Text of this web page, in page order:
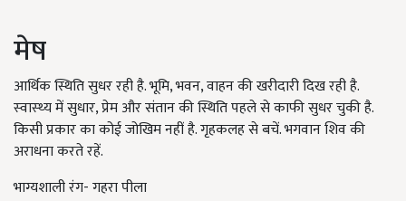
मेष
आर्थिक स्थिति सुधर रही है. भूमि, भवन, वाहन की खरीदारी दिख रही है.
स्‍वास्‍थ्‍य में सुधार, प्रेम और संतान की स्थिति पहले से काफी सुधर चुकी है.
किसी प्रकार का कोई जोखिम नहीं है. गृहकलह से बचें. भगवान शिव की
अराधना करते रहें.
भाग्यशाली रंग- गहरा पीला